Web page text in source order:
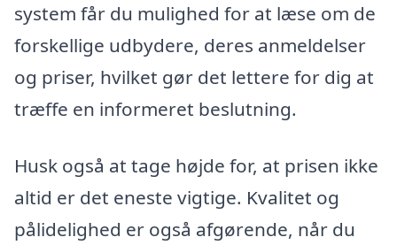
system får du mulighed for at læse om de
forskellige udbydere, deres anmeldelser
og priser, hvilket gør det lettere for dig at
træffe en informeret beslutning.
Husk også at tage højde for, at prisen ikke
altid er det eneste vigtige. Kvalitet og
pålidelighed er også afgørende, når du